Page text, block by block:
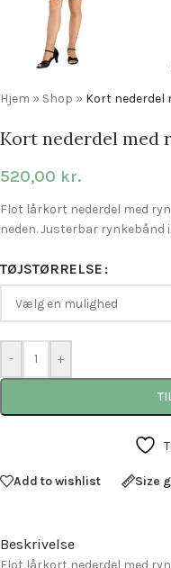
Hjem » Shop » Kort nederdel
Kort nederdel med
520,00 kr.
Flot lårkort nederdel med
neden. Justerbar rynkebånd
TØJSTØRRELSE
- +
Add to wishlist Size
Beskrivelse
Flot lårkort nederdel med